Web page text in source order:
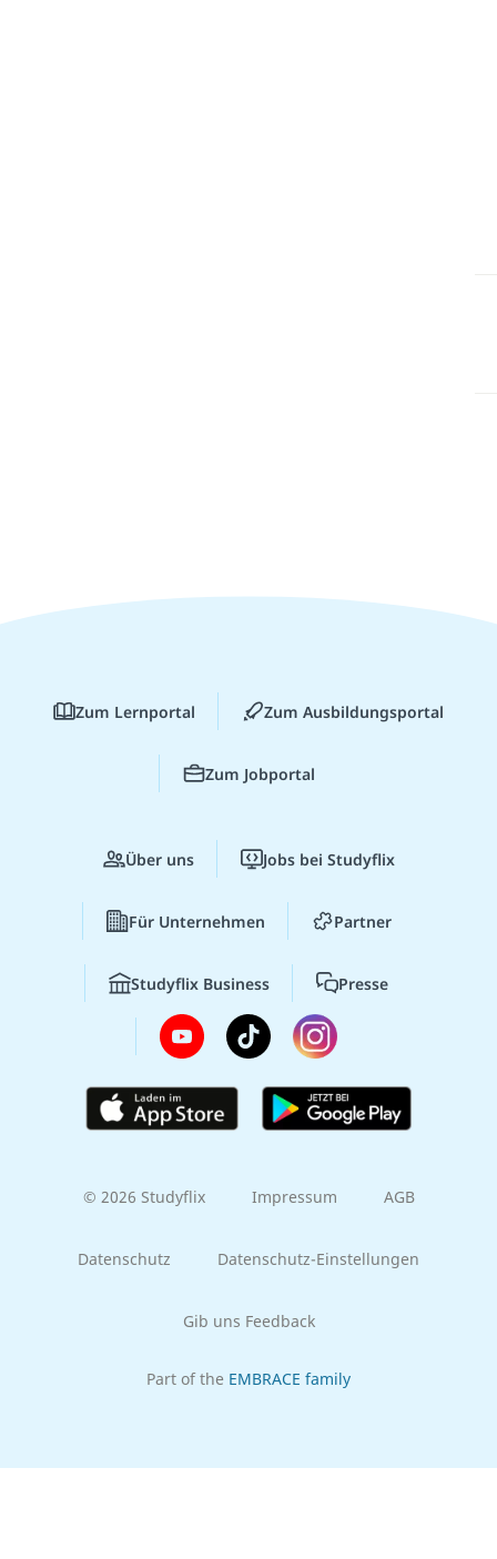
Zum Lernportal Zum Ausbildungsportal
Zum Jobportal
Über uns Jobs bei Studyflix
Für Unternehmen Partner
Studyflix Business Presse
© 2026 Studyflix Impressum AGB
Datenschutz Datenschutz-Einstellungen
Gib uns Feedback
Part of the EMBRACE family